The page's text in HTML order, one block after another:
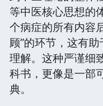
等中医核心思想的
个病症的所有内容
顾”的环节，这有
理解。这种严谨细
科书，更像是一部
典。